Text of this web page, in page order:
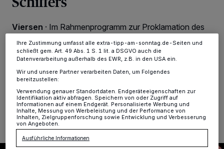
Viersen · Im Rahmenprogramm zur Proklamation des
Viersener Prinzenpaares, am Freitag, 17. November,
hat Bürgermeisterin Sabine Anemüller die Stadtplakette
in Bronze an Frank Schiffers verliehen.
24.11.2023 , 13:20 Uhr Eine Minute Lesezeit
ändern oder Ihre Einwilligung zu widerrufen, indem Sie auf den Link
Ihre Einstellungen gelten innerhalb unseres Website. Weitere
Informationen finden Sie in unserer Datenschutzerklärung.
Ihre Zustimmung umfasst alle extra-tipp-am-sonntag.de-Seiten und
schließt gem. Art. 49 Abs. 1 S. 1 lit. a DSGVO auch die
Datenverarbeitung außerhalb des EWR, z.B. in den USA ein.
Wir und unsere Partner verarbeiten Daten, um Folgendes
bereitzustellen:
Verwendung genauer Standortdaten. Endgeräteeigenschaften zur
Identifikation aktiv abfragen. Speichern von oder Zugriff auf
Informationen auf einem Endgerät. Personalisierte Werbung und
Inhalte, Messung von Werbeleistung und der Performance von
Inhalten, Zielgruppenforschung sowie Entwicklung und Verbesserung
von Angeboten.
Ausführliche Informationen